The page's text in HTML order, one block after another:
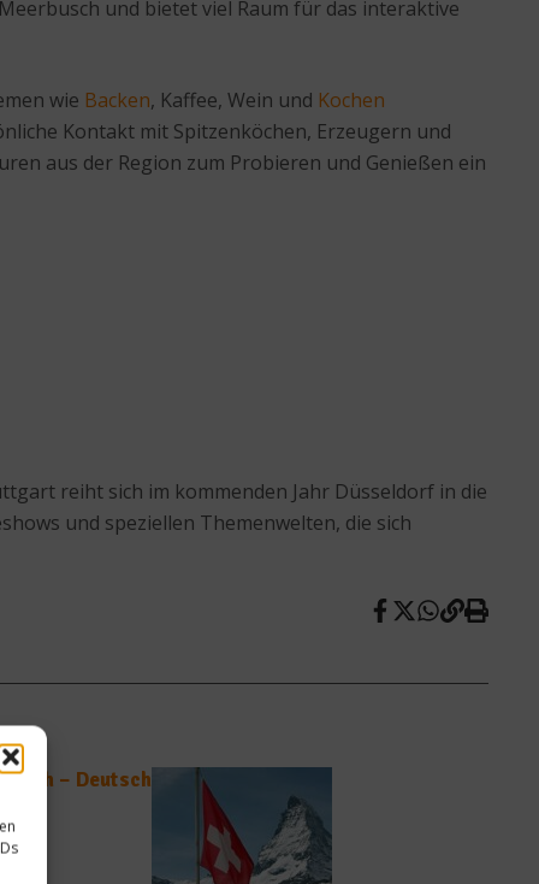
und bietet viel Raum für das interaktive
wie Backen, Kaffee, Wein und Kochen
Kontakt mit Spitzenköchen, Erzeugern und
aus der Region zum Probieren und Genießen ein
reiht sich im kommenden Jahr Düsseldorf in die
und speziellen Themenwelten, die sich
– Deutsch